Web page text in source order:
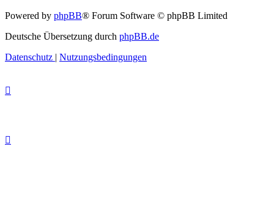
Powered by phpBB® Forum Software © phpBB Limited
Deutsche Übersetzung durch phpBB.de
Datenschutz | Nutzungsbedingungen